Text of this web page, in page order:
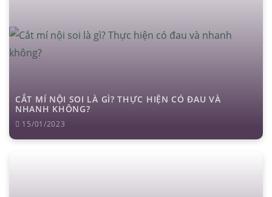
CẮT MÍ NỘI SOI LÀ GÌ? THỰC HIỆN CÓ ĐAU VÀ
NHANH KHÔNG?
15/01/2023